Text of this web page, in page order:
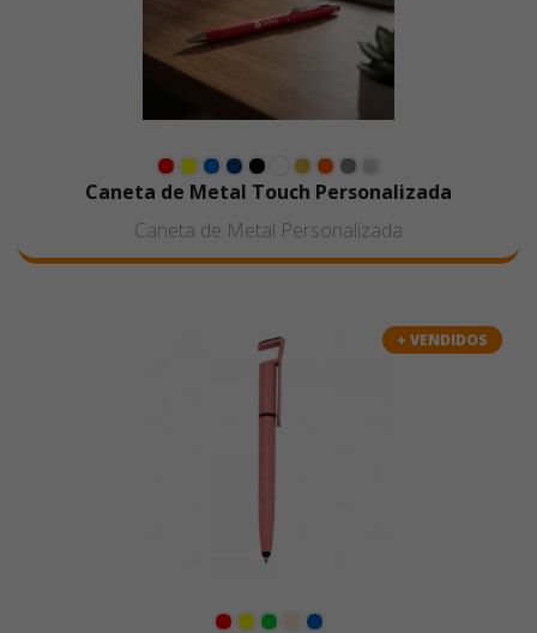
Caneta de Metal Touch Personalizada
Caneta de Metal Personalizada
+ VENDIDOS